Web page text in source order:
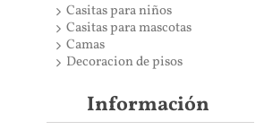
Casitas para niños
Casitas para mascotas
Camas
Decoracion de pisos
Información